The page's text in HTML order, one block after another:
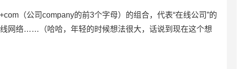
（公司company的前3个字母）的组合，代表“在线公司”的
网络……（哈哈，年轻的时候想法很大，话说到现在这个想